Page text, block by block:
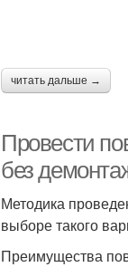
читать дальше →
Провести
без
Методика
выборе такого
Преимущества